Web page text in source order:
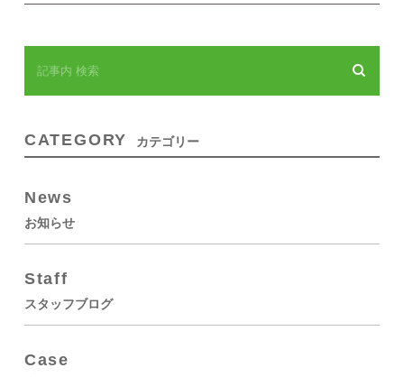
CATEGORY カテゴリー
News
お知らせ
Staff
スタッフブログ
Case